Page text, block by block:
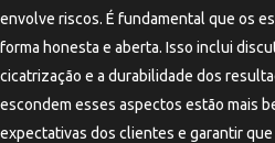
envolve riscos. É fundamental que os
forma honesta e aberta. Isso inclui
cicatrização e a durabilidade dos
escondem esses aspectos estão mais
expectativas dos clientes e garantir